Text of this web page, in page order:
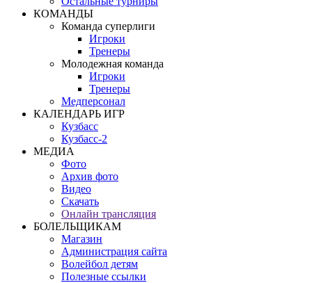
КОМАНДЫ
Команда суперлиги
Игроки
Тренеры
Молодежная команда
Игроки
Тренеры
Медперсонал
КАЛЕНДАРЬ ИГР
Кузбасс
Кузбасс-2
МЕДИА
Фото
Архив фото
Видео
Скачать
Онлайн трансляция
БОЛЕЛЬЩИКАМ
Магазин
Администрация сайта
Волейбол детям
Полезные ссылки